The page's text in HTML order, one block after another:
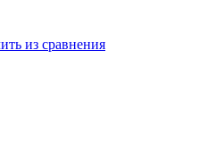
из сравнения